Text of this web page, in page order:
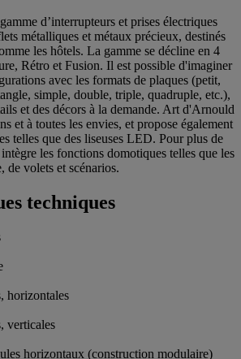
d’interrupteurs et prises électriques
métalliques et métaux précieux, destinés
les hôtels. La gamme se décline en 4
Rétro et Fusion. Il est possible d'imaginer
avec les formats de plaques (petit,
simple, double, triple, quadruple, etc.),
et des décors à la demande. Art d'Arnould
et à toutes les envies, et propose également
telles que des liseuses LED. Pour plus de
les fonctions domotiques telles que les
de volets et scénarios.
techniques
horizontales
verticales
horizontaux (construction modulaire)